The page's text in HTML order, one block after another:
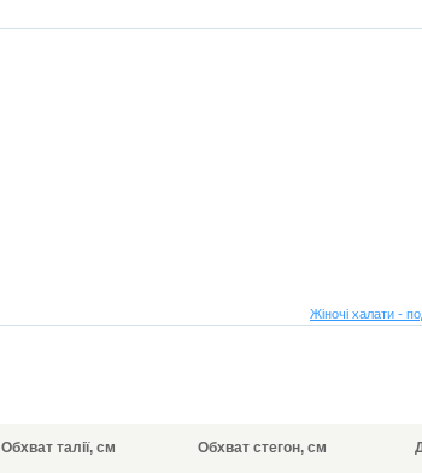
Жіночі халати -
Обхват талії, см Обхват стегон, см